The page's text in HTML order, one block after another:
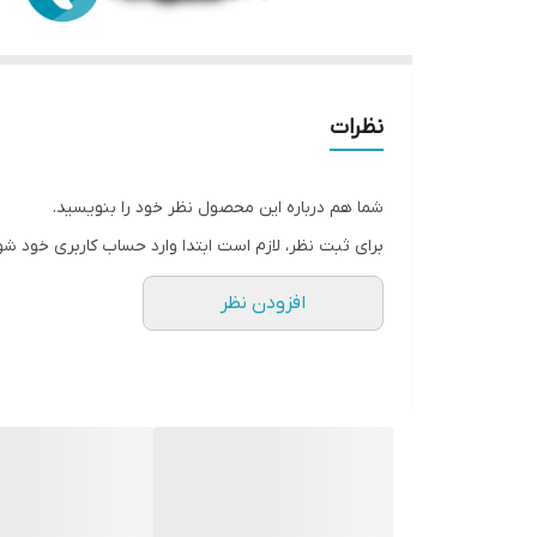
نظرات
شما هم درباره این محصول نظر خود را بنویسید.
برای ثبت نظر، لازم است ابتدا وارد حساب کاربری خود
افزودن نظر